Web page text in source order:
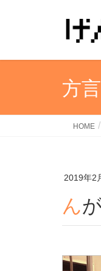
方言
HOME
2019年2
ん